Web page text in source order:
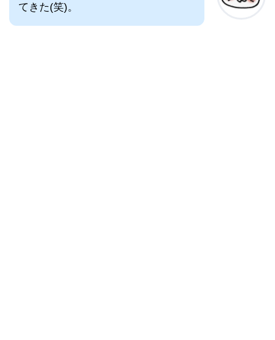
てきた(笑)。